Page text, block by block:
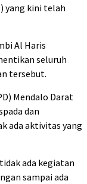
yang kini telah
Al Haris
seluruh
tersebut.
Mendalo Darat
dan
ada aktivitas yang
ada kegiatan
sampai ada